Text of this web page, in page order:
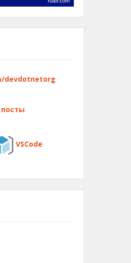
devdotnetorg
VSCode